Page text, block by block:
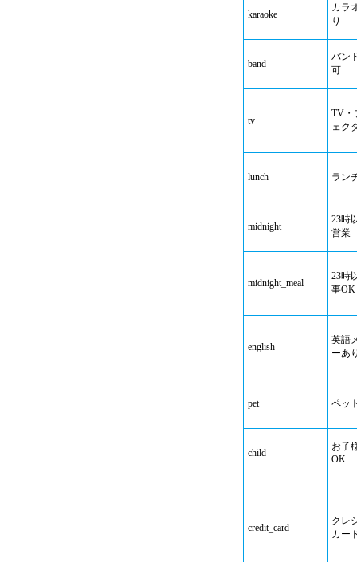
karaoke
カラ
り
band
バン
可
tv
TV・
ェク
lunch ラン
midnight
23時
営業
midnight_meal
23時
事OK
english
英語
ーあ
pet ペッ
child
お子
OK
credit_card
クレ
カー